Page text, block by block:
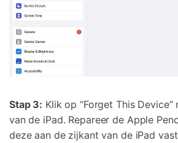
Stap 3: Klik op “Forget This
van de iPad. Repareer de Apple
deze aan de zijkant van de iPad